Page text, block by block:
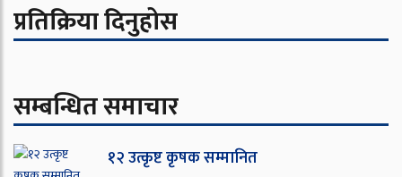
प्रतिक्रिया दिनुहोस
सम्बन्धित समाचार
१२ उत्कृष्ट कृषक सम्मानित